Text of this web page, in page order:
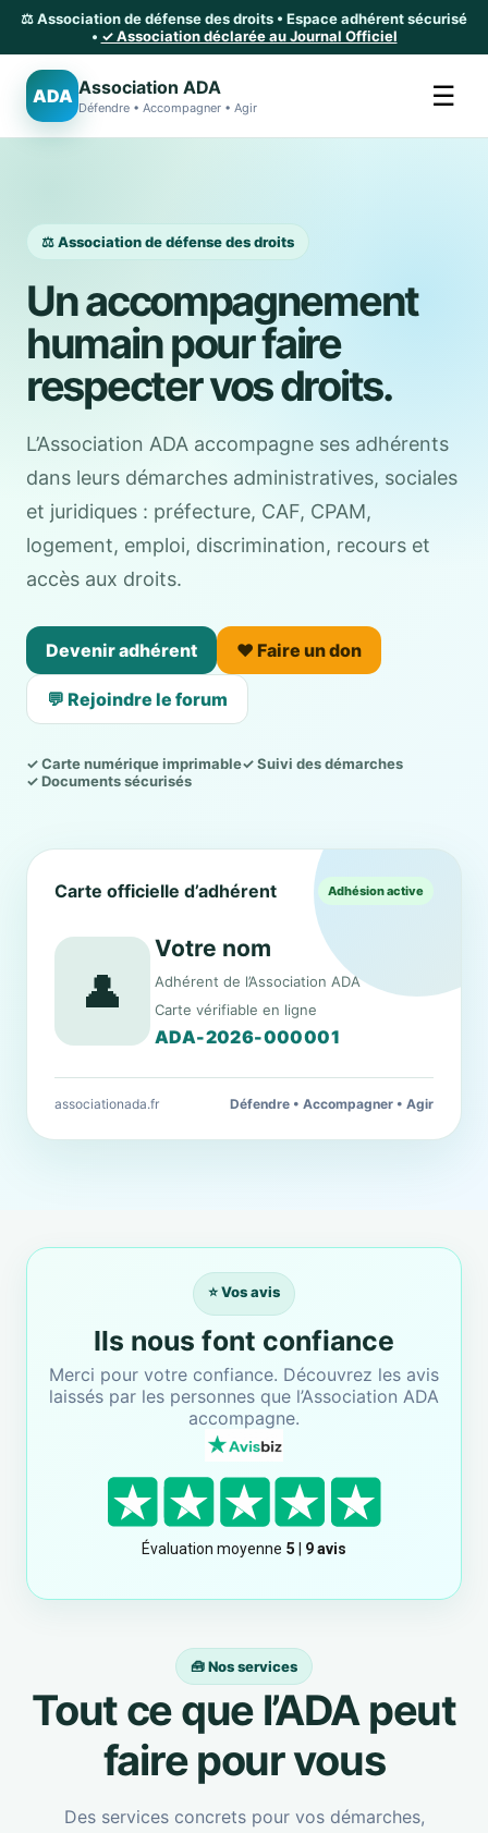
⚖️ Association de défense des droits • Espace adhérent sécurisé
• ✓ Association déclarée au Journal Officiel
ADA Association ADA
Défendre • Accompagner • Agir ☰
⚖️ Association de défense des droits
Un accompagnement
humain pour faire
respecter vos droits.
L’Association ADA accompagne ses adhérents
dans leurs démarches administratives, sociales
et juridiques : préfecture, CAF, CPAM,
logement, emploi, discrimination, recours et
accès aux droits.
Devenir adhérent ❤️ Faire un don
💬 Rejoindre le forum
✓ Carte numérique imprimable✓ Suivi des démarches
✓ Documents sécurisés
Carte officielle d’adhérent Adhésion active
👤
Votre nom
Adhérent de l’Association ADA
Carte vérifiable en ligne
ADA-2026-000001
associationada.fr Défendre • Accompagner • Agir
⭐ Vos avis
Ils nous font confiance
Merci pour votre confiance. Découvrez les avis
laissés par les personnes que l’Association ADA
accompagne.
🧰 Nos services
Tout ce que l’ADA peut
faire pour vous
Des services concrets pour vos démarches,